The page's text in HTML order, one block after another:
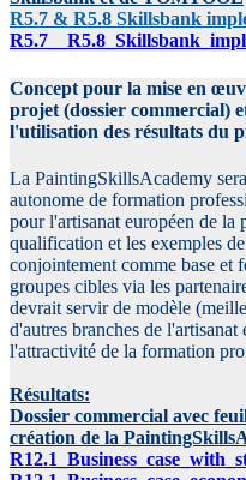
R5.7 & R5.8 Skillsbank
Concept pour la mise en
projet (dossier commercial)
l'utilisation des résultats du
La PaintingSkillsAcademy
autonome de formation
pour l'artisanat européen de la
qualification et les exemples
conjointement comme base et
groupes cibles via les
devrait servir de modèle
d'autres branches de
l'attractivité de la formation
Résultats:
Dossier commercial avec
création de la